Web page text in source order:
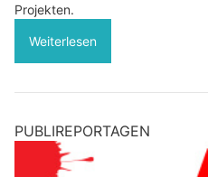
Projekten.
Weiterlesen
PUBLIREPORTAGEN